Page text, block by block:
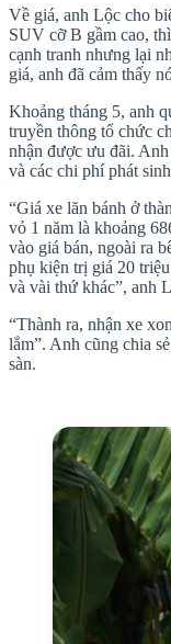
Về giá, anh Lộc cho
SUV cỡ B gầm cao,
cạnh tranh nhưng lại
giá, anh đã cảm thấy
Khoảng tháng 5, anh
truyền thông tổ chức
nhận được ưu đãi.
và các chi phí phát
“Giá xe lăn bánh ở
vỏ 1 năm là khoảng
vào giá bán, ngoài ra
phụ kiện trị giá 20
và vài thứ khác”, anh
“Thành ra, nhận xe
lắm”. Anh cũng chia
sàn.